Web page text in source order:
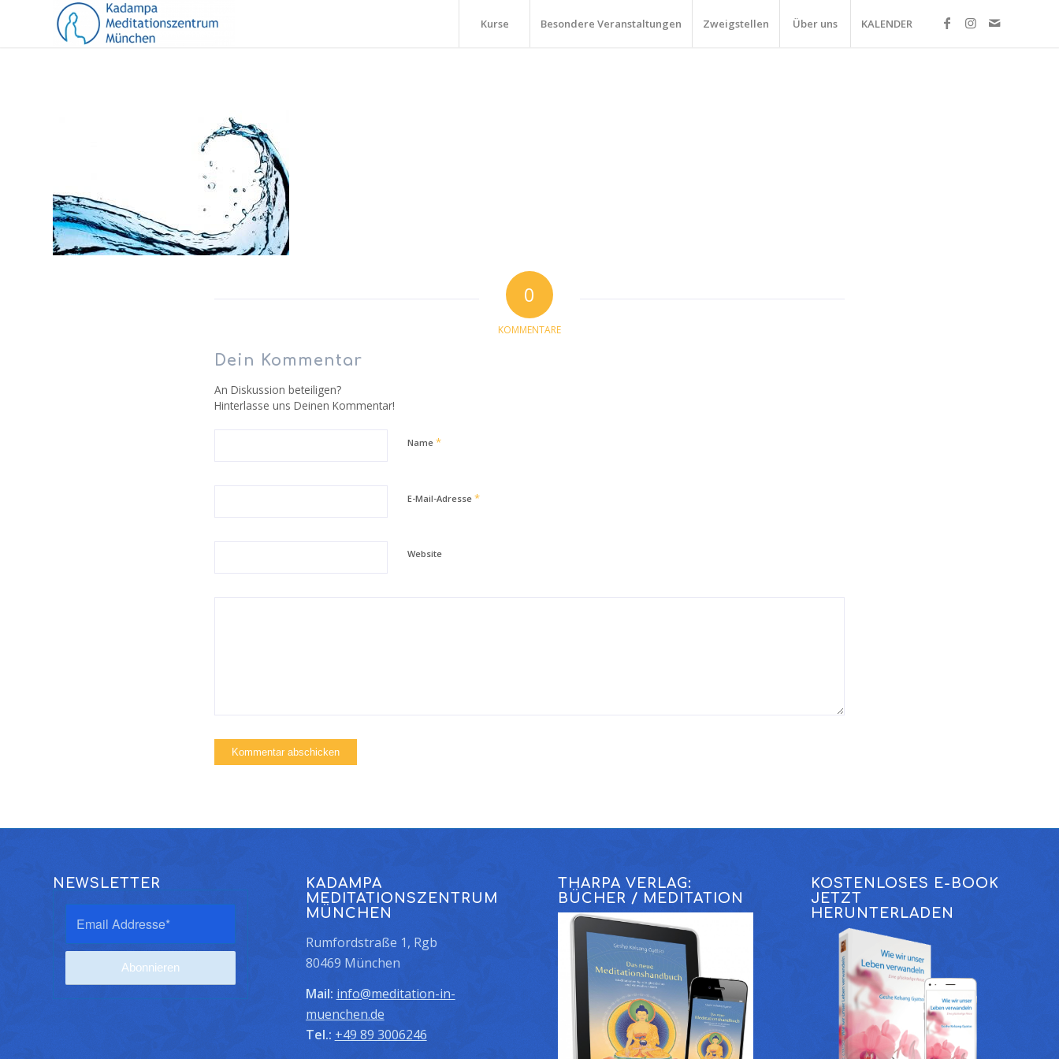
Kurse Besondere Veranstaltungen Zweigstellen Über uns KALENDER
0
KOMMENTARE
Dein Kommentar
An Diskussion beteiligen?
Hinterlasse uns Deinen Kommentar!
Name *
E-Mail-Adresse *
Website
NEWSLETTER
KADAMPA
MEDITATIONSZENTRUM
MÜNCHEN
Rumfordstraße 1, Rgb
80469 München
Mail: info@meditation-in-
muenchen.de
Tel.: +49 89 3006246
THARPA VERLAG:
BÜCHER / MEDITATION
KOSTENLOSES E-BOOK
JETZT
HERUNTERLADEN